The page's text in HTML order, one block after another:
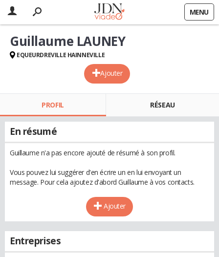
MENU
Ajouter
Guillaume LAUNEY
EQUEURDREVILLE HAINNEVILLE
PROFIL RÉSEAU
En résumé
Guillaume n'a pas encore ajouté de résumé à son profil.
Vous pouvez lui suggérer d'en écrire un en lui envoyant un
message. Pour cela ajoutez d'abord Guillaume à vos contacts.
Ajouter
Entreprises